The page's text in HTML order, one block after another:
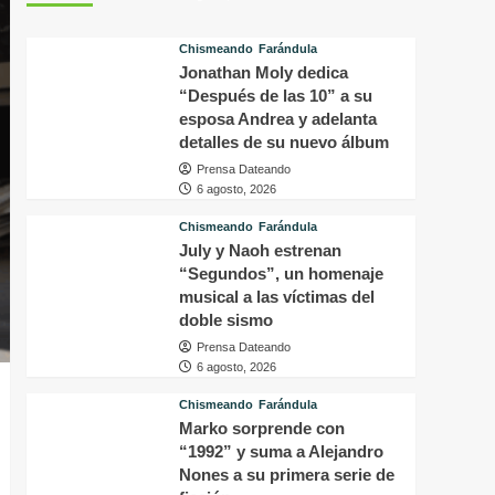
Chismeando Farándula
Jonathan Moly dedica
“Después de las 10” a su
esposa Andrea y adelanta
detalles de su nuevo álbum
Prensa Dateando
6 agosto, 2026
Chismeando Farándula
July y Naoh estrenan
“Segundos”, un homenaje
musical a las víctimas del
doble sismo
Prensa Dateando
6 agosto, 2026
Chismeando Farándula
Marko sorprende con
“1992” y suma a Alejandro
Nones a su primera serie de